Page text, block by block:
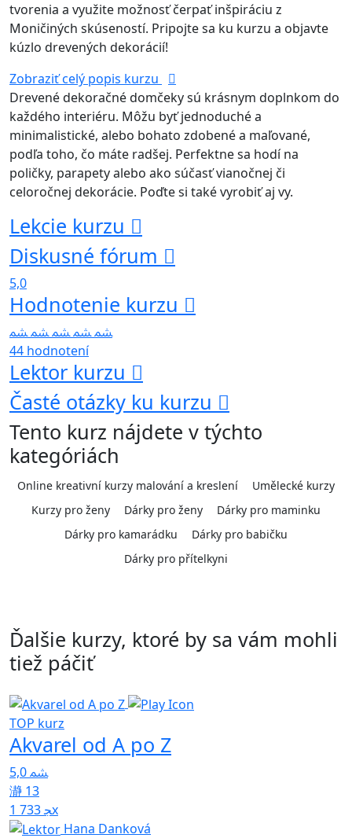
tvorenia a využite možnosť čerpať inšpiráciu z
Moničiných skúseností. Pripojte sa ku kurzu a objavte
kúzlo drevených dekorácií!
Zobraziť celý popis kurzu
Drevené dekoračné domčeky sú krásnym doplnkom do
každého interiéru. Môžu byť jednoduché a
minimalistické, alebo bohato zdobené a maľované,
podľa toho, čo máte radšej. Perfektne sa hodí na
poličky, parapety alebo ako súčasť vianočnej či
celoročnej dekorácie. Poďte si také vyrobiť aj vy.
Lekcie kurzu
Diskusné fórum
5,0
Hodnotenie kurzu
44 hodnotení
Lektor kurzu
Časté otázky ku kurzu
Tento kurz nájdete v týchto
kategóriách
Online kreativní kurzy malování a kreslení
Umělecké kurzy
Kurzy pro ženy
Dárky pro ženy
Dárky pro maminku
Dárky pro kamarádku
Dárky pro babičku
Dárky pro přítelkyni
Ďalšie kurzy, ktoré by sa vám mohli
tiež páčiť
TOP kurz
Akvarel od A po Z
5,0
13
1 733x
Hana Danková